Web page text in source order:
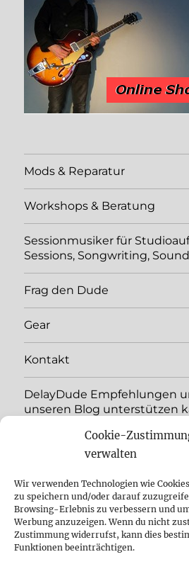
Cookie-
verwalten
Wir verwenden Technologien wie
zu speichern und/oder darauf
Browsing-Erlebnis zu verbessern und
Werbung anzuzeigen. Wenn du nicht
Zustimmung widerrufst, kann dies
Funktionen beeinträchtigen.
Mods & Reparatur
Workshops & Beratung
Sessionmusiker für
Sessions, Songwriting,
Frag den Dude
Gear
Kontakt
DelayDude Empfehlungen
unseren Blog unterstützen
YouTube
Instagram
Feed